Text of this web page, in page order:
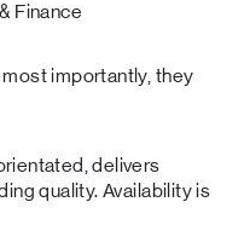
Finance
most importantly, they
delivers
quality. Availability is